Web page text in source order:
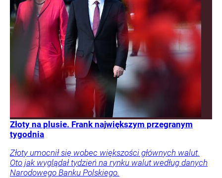
Złoty na plusie. Frank największym przegranym
tygodnia
Złoty umocnił się wobec większości głównych walut.
Oto jak wyglądał tydzień na rynku walut według danych
Narodowego Banku Polskiego.